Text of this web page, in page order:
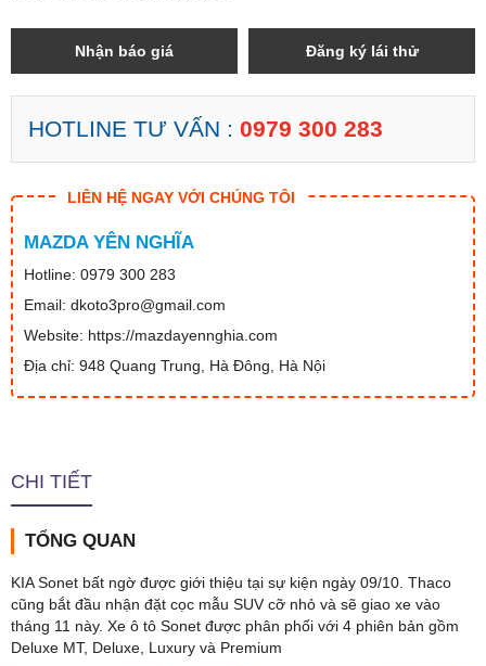
Nhận báo giá Đăng ký lái thử
HOTLINE TƯ VẤN : 0979 300 283
LIÊN HỆ NGAY VỚI CHÚNG TÔI
MAZDA YÊN NGHĨA
Hotline: 0979 300 283
Email: dkoto3pro@gmail.com
Website: https://mazdayennghia.com
Địa chỉ: 948 Quang Trung, Hà Đông, Hà Nội
CHI TIẾT
TỔNG QUAN
KIA Sonet bất ngờ được giới thiệu tại sự kiện ngày 09/10. Thaco
cũng bắt đầu nhận đặt cọc mẫu SUV cỡ nhỏ và sẽ giao xe vào
tháng 11 này. Xe ô tô Sonet được phân phối với 4 phiên bản gồm
Deluxe MT, Deluxe, Luxury và Premium